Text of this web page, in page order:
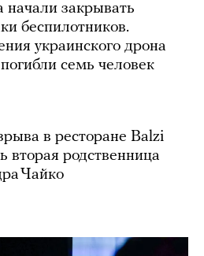
закрывать
беспилотников.
украинского дрона
семь человек
в ресторане Balzi
вторая родственница
Чайко